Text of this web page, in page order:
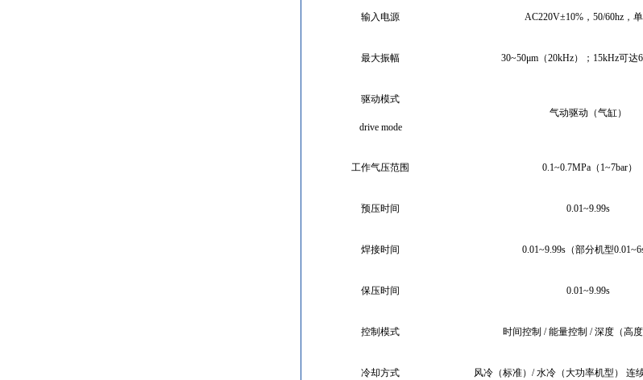
输入电源 AC220V±10%， 50/60hz，
最大振幅 30~50μm （20kHz）； 15kHz可达
驱动模式
drive mode
气动驱动（气缸）
工作气压范围 0.1~0.7MPa（ 1~7bar）
预压时间 0.01~9.99s
焊接时间 0.01~9.99s（部分机型
保压时间 0.01~9.99s
控制模式 时间控制 /能量控制 /深度（高
冷却方式 风冷（标准） /水冷（大功率机型） 连